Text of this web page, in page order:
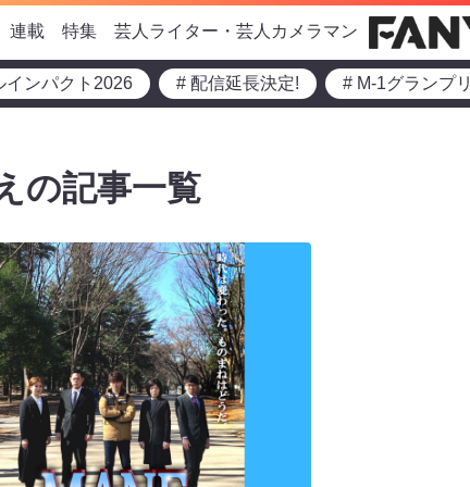
連載 特集 芸人ライター・芸人カメラマン
インパクト2026 # 配信延長決定! # M-1グランプリ
の記事一覧